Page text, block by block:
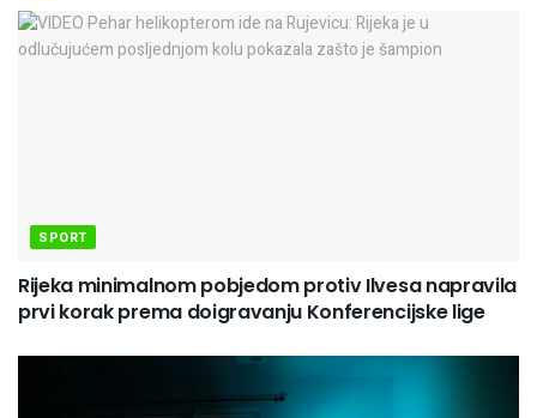
SPORT
Rijeka minimalnom pobjedom protiv Ilvesa napravila
prvi korak prema doigravanju Konferencijske lige